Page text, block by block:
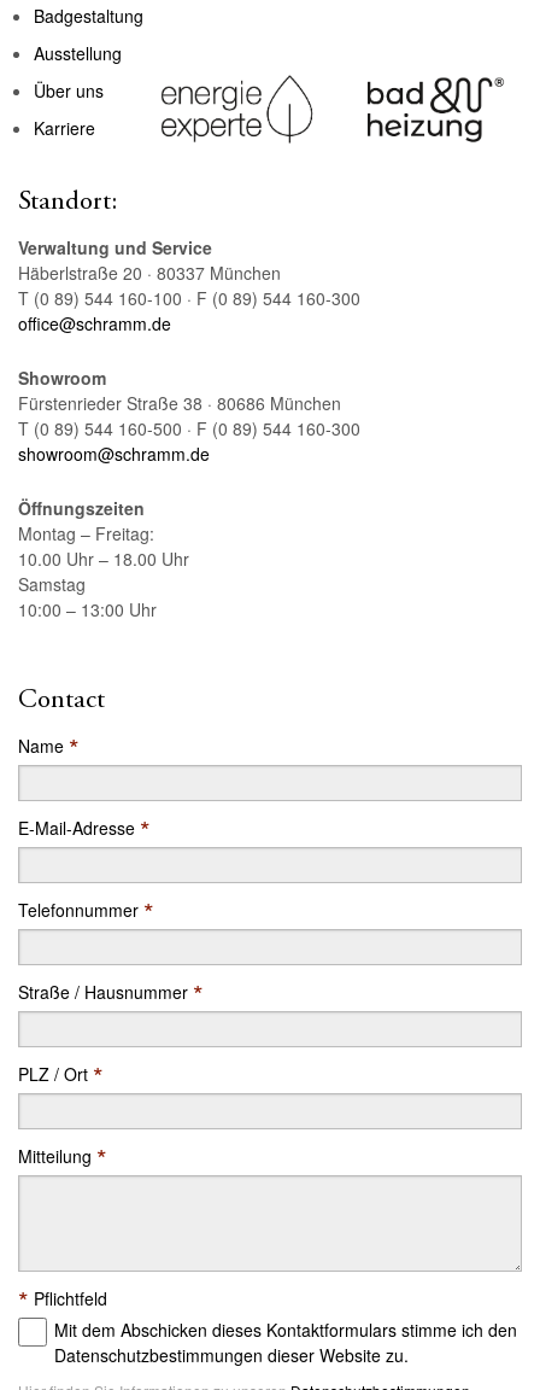
Badgestaltung
Ausstellung
Über uns
Karriere
Contact
Name *
E-Mail-Adresse *
Telefonnummer *
Straße / Hausnummer *
PLZ / Ort *
Mitteilung *
* Pflichtfeld
Mit dem Abschicken dieses Kontaktformulars stimme ich den
Datenschutzbestimmungen dieser Website zu.
Standort:
Verwaltung und Service
Häberlstraße 20 · 80337 München
T (0 89) 544 160-100 · F (0 89) 544 160-300
office@schramm.de
Showroom
Fürstenrieder Straße 38 · 80686 München
T (0 89) 544 160-500 · F (0 89) 544 160-300
showroom@schramm.de
Öffnungszeiten
Montag – Freitag:
10.00 Uhr – 18.00 Uhr
Samstag
10:00 – 13:00 Uhr